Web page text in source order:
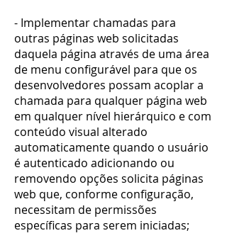
- Implementar chamadas para
outras páginas web solicitadas
daquela página através de uma área
de menu configurável para que os
desenvolvedores possam acoplar a
chamada para qualquer página web
em qualquer nível hierárquico e com
conteúdo visual alterado
automaticamente quando o usuário
é autenticado adicionando ou
removendo opções solicita páginas
web que, conforme configuração,
necessitam de permissões
específicas para serem iniciadas;